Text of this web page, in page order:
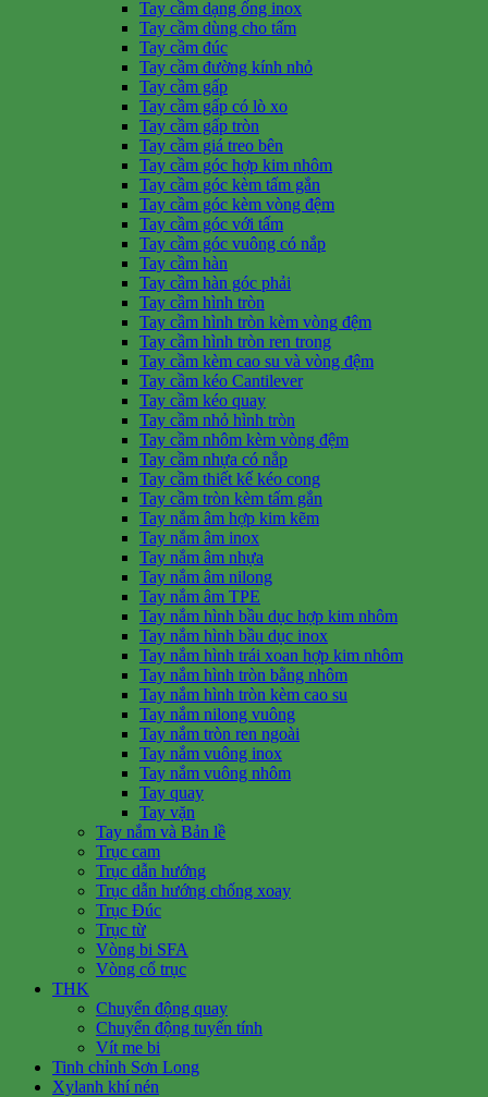
Tay cầm dạng ống inox
Tay cầm dùng cho tấm
Tay cầm đúc
Tay cầm đường kính nhỏ
Tay cầm gấp
Tay cầm gấp có lò xo
Tay cầm gấp tròn
Tay cầm giá treo bên
Tay cầm góc hợp kim nhôm
Tay cầm góc kèm tấm gắn
Tay cầm góc kèm vòng đệm
Tay cầm góc với tấm
Tay cầm góc vuông có nắp
Tay cầm hàn
Tay cầm hàn góc phải
Tay cầm hình tròn
Tay cầm hình tròn kèm vòng đệm
Tay cầm hình tròn ren trong
Tay cầm kèm cao su và vòng đệm
Tay cầm kéo Cantilever
Tay cầm kéo quay
Tay cầm nhỏ hình tròn
Tay cầm nhôm kèm vòng đệm
Tay cầm nhựa có nắp
Tay cầm thiết kế kéo cong
Tay cầm tròn kèm tấm gắn
Tay nắm âm hợp kim kẽm
Tay nắm âm inox
Tay nắm âm nhựa
Tay nắm âm nilong
Tay nắm âm TPE
Tay nắm hình bầu dục hợp kim nhôm
Tay nắm hình bầu dục inox
Tay nắm hình trái xoan hợp kim nhôm
Tay nắm hình tròn bằng nhôm
Tay nắm hình tròn kèm cao su
Tay nắm nilong vuông
Tay nắm tròn ren ngoài
Tay nắm vuông inox
Tay nắm vuông nhôm
Tay quay
Tay vặn
Tay nắm và Bản lề
Trục cam
Trục dẫn hướng
Trục dẫn hướng chống xoay
Trục Đúc
Trục từ
Vòng bi SFA
Vòng cổ trục
THK
Chuyển động quay
Chuyển động tuyến tính
Vít me bi
Tinh chỉnh Sơn Long
Xylanh khí nén